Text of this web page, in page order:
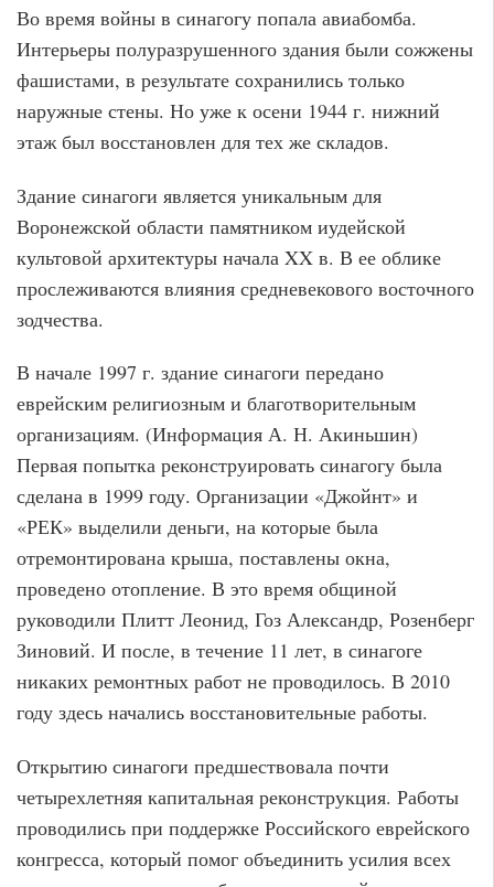
Во время войны в синагогу попала авиабомба.
Интерьеры полуразрушенного здания были сожжены
фашистами, в результате сохранились только
наружные стены. Но уже к осени 1944 г. нижний
этаж был восстановлен для тех же складов.
Здание синагоги является уникальным для
Воронежской области памятником иудейской
культовой архитектуры начала XX в. В ее облике
прослеживаются влияния средневекового восточного
зодчества.
В начале 1997 г. здание синагоги передано
еврейским религиозным и благотворительным
организациям. (Информация А. Н. Акиньшин)
Первая попытка реконструировать синагогу была
сделана в 1999 году. Организации «Джойнт» и
«РЕК» выделили деньги, на которые была
отремонтирована крыша, поставлены окна,
проведено отопление. В это время общиной
руководили Плитт Леонид, Гоз Александр, Розенберг
Зиновий. И после, в течение 11 лет, в синагоге
никаких ремонтных работ не проводилось. В 2010
году здесь начались восстановительные работы.
Открытию синагоги предшествовала почти
четырехлетняя капитальная реконструкция. Работы
проводились при поддержке Российского еврейского
конгресса, который помог объединить усилия всех